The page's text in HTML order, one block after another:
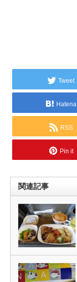
Tweet
Hatena
RSS
Pin it
関連記事